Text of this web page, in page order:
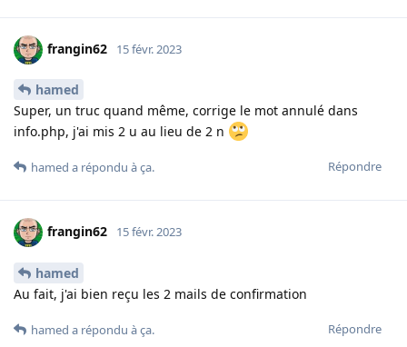
frangin62 15 févr. 2023
hamed
Super, un truc quand même, corrige le mot annulé dans
info.php, j'ai mis 2 u au lieu de 2 n
Répondre
hamed a répondu à ça.
frangin62 15 févr. 2023
hamed
Au fait, j'ai bien reçu les 2 mails de confirmation
Répondre
hamed a répondu à ça.